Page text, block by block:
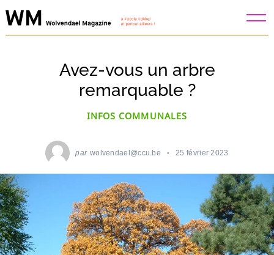
Skip
to
Avez-vous un arbre
remarquable ?
INFOS COMMUNALES
par wolvendael@ccu.be 25 février 2023